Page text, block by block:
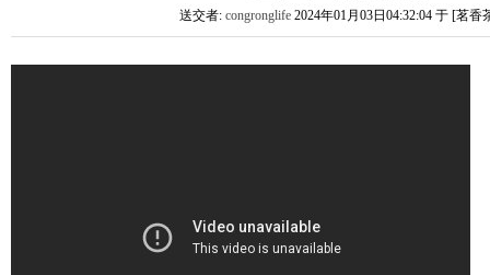
送交者: congronglife2024年01月03日04:32:04 于 [茗香